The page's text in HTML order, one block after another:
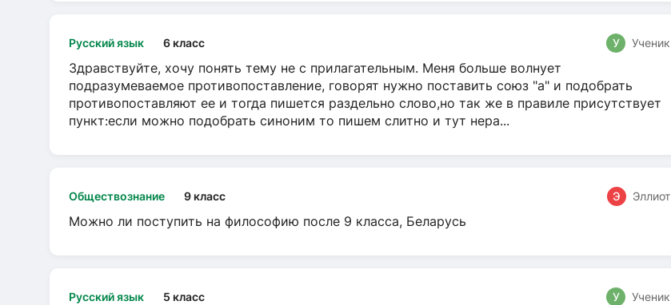
Русский язык 6 класс У Ученик
Здравствуйте, хочу понять тему не с прилагательным. Меня больше волнует
подразумеваемое противопоставление, говорят нужно поставить союз "а" и подобрать
противопоставляют ее и тогда пишется раздельно слово,но так же в правиле присутствует
пункт:если можно подобрать синоним то пишем слитно и тут нера...
Обществознание 9 класс Э Эллиот
Можно ли поступить на философию после 9 класса, Беларусь
Русский язык 5 класс У Ученик